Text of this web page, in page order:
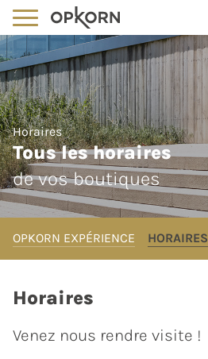
Horaires
Tous les horaires
de vos boutiques
OPKORN EXPÉRIENCE HORAIRES
Horaires
Venez nous rendre visite !